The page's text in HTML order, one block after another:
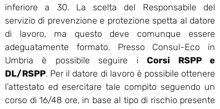
inferiore a 30. La scelta del Responsabile del
servizio di prevenzione e protezione spetta al datore
di lavoro, ma questo deve comunque essere
adeguatamente formato. Presso Consul-Eco in
Umbria è possibile seguire iCorsi RSPP e
DL/RSPP. Per il datore di lavoro è possibile ottenere
l’attestato ed esercitare tale compito seguendo un
corso di 16/48 ore, in base al tipo di rischio presente